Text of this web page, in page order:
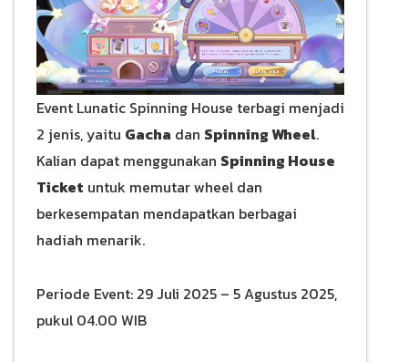
Event Lunatic Spinning House terbagi menjadi
2 jenis, yaitu Gacha dan Spinning Wheel.
Kalian dapat menggunakan Spinning House
Ticket untuk memutar wheel dan
berkesempatan mendapatkan berbagai
hadiah menarik.
Periode Event: 29 Juli 2025 – 5 Agustus 2025,
pukul 04.00 WIB